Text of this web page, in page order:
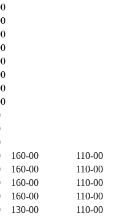
160-00
110-00
160-00
110-00
160-00
110-00
160-00
110-00
130-00
110-00